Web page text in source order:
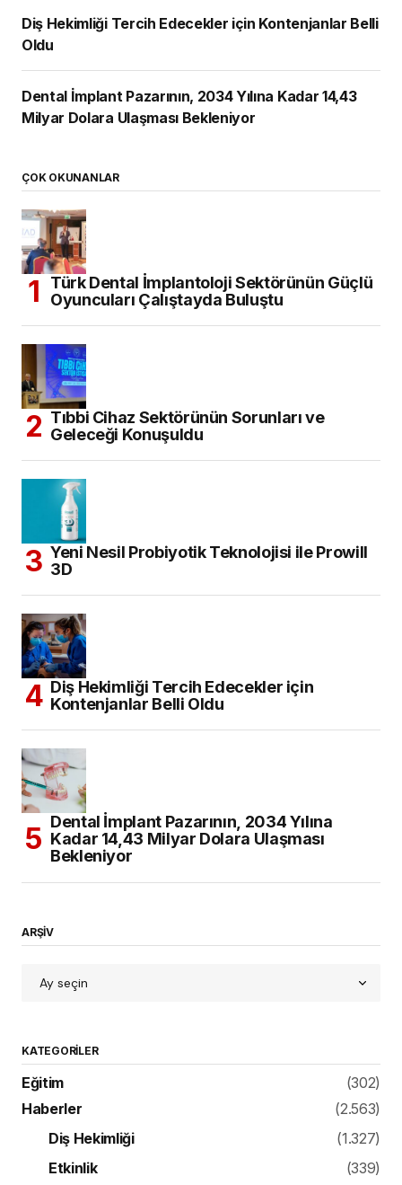
Diş Hekimliği Tercih Edecekler için Kontenjanlar Belli
Oldu
Dental İmplant Pazarının, 2034 Yılına Kadar 14,43
Milyar Dolara Ulaşması Bekleniyor
ÇOK OKUNANLAR
Türk Dental İmplantoloji Sektörünün Güçlü
Oyuncuları Çalıştayda Buluştu
Tıbbi Cihaz Sektörünün Sorunları ve
Geleceği Konuşuldu
Yeni Nesil Probiyotik Teknolojisi ile Prowill
3D
Diş Hekimliği Tercih Edecekler için
Kontenjanlar Belli Oldu
Dental İmplant Pazarının, 2034 Yılına
Kadar 14,43 Milyar Dolara Ulaşması
Bekleniyor
ARŞİV
KATEGORILER
Eğitim
(302)
Haberler
(2.563)
Diş Hekimliği
(1.327)
Etkinlik
(339)